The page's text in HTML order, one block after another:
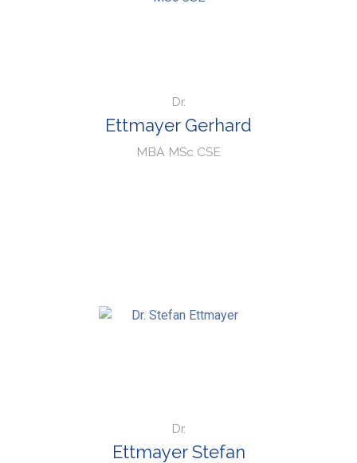
Dr.
Ettmayer Gerhard
MBA MSc CSE
Dr.
Ettmayer Stefan